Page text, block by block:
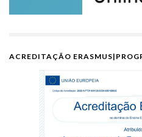
ACREDITAÇÃO